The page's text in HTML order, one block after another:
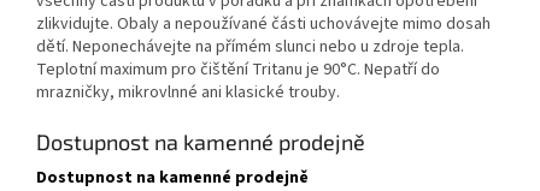
zlikvidujte. Obaly a nepoužívané části uchovávejte mimo dosah
dětí. Neponechávejte na přímém slunci nebo u zdroje tepla.
Teplotní maximum pro čištění Tritanu je 90°C. Nepatří do
mrazničky, mikrovlnné ani klasické trouby.
Dostupnost na kamenné prodejně
Dostupnost na kamenné prodejně